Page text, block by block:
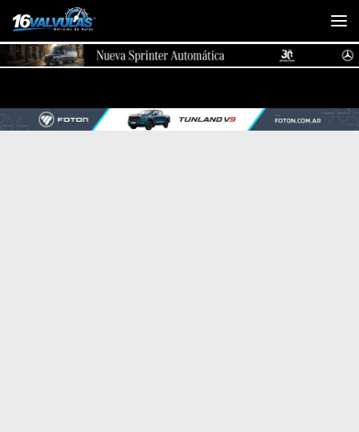
Saltar al contenido